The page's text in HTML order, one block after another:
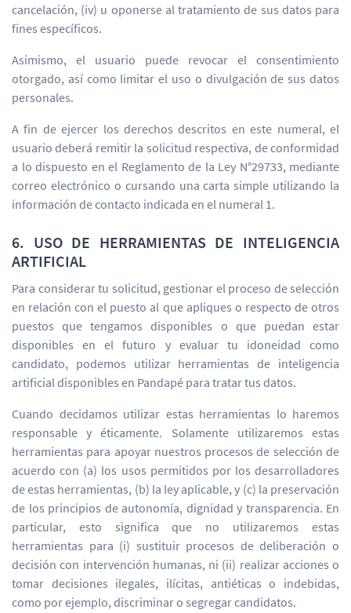
cancelación, (iv) u oponerse al tratamiento de sus datos para
fines específicos.
Asimismo, el usuario puede revocar el consentimiento
otorgado, así como limitar el uso o divulgación de sus datos
personales.
A fin de ejercer los derechos descritos en este numeral, el
usuario deberá remitir la solicitud respectiva, de conformidad
a lo dispuesto en el Reglamento de la Ley N°29733, mediante
correo electrónico o cursando una carta simple utilizando la
información de contacto indicada en el numeral 1.
6. USO DE HERRAMIENTAS DE INTELIGENCIA
ARTIFICIAL
Para considerar tu solicitud, gestionar el proceso de selección
en relación con el puesto al que apliques o respecto de otros
puestos que tengamos disponibles o que puedan estar
disponibles en el futuro y evaluar tu idoneidad como
candidato, podemos utilizar herramientas de inteligencia
artificial disponibles en Pandapé para tratar tus datos.
Cuando decidamos utilizar estas herramientas lo haremos
responsable y éticamente. Solamente utilizaremos estas
herramientas para apoyar nuestros procesos de selección de
acuerdo con (a) los usos permitidos por los desarrolladores
de estas herramientas, (b) la ley aplicable, y (c) la preservación
de los principios de autonomía, dignidad y transparencia. En
particular, esto significa que no utilizaremos estas
herramientas para (i) sustituir procesos de deliberación o
decisión con intervención humanas, ni (ii) realizar acciones o
tomar decisiones ilegales, ilícitas, antiéticas o indebidas,
como por ejemplo, discriminar o segregar candidatos.